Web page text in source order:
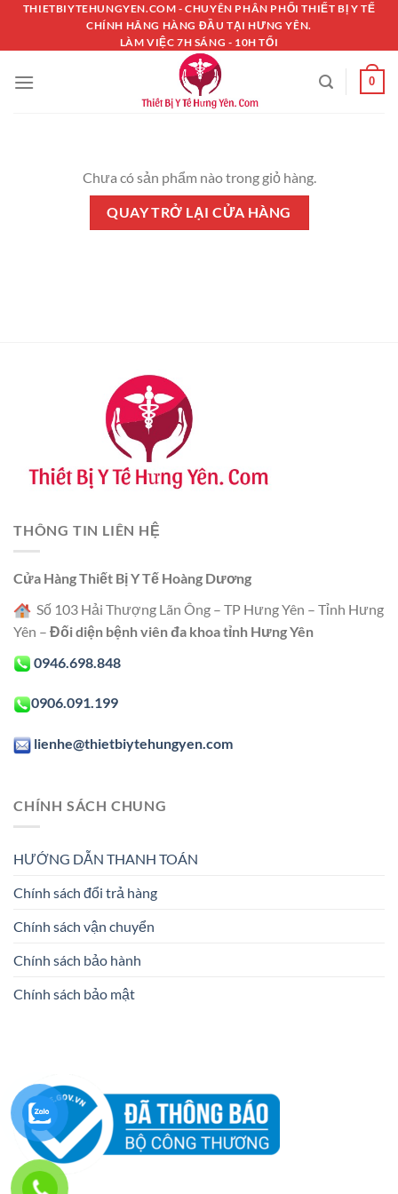
Chuyển
nội
dung
THIETBIYTEHUNGYEN.COM - CHUYÊN PHÂN PHỐI THIẾT BỊ Y TẾ
CHÍNH HÃNG HÀNG ĐẦU TẠI HƯNG YÊN.
LÀM VIỆC 7H SÁNG - 10H TỐI
0
Chưa có sản phẩm nào trong giỏ hàng.
QUAY TRỞ LẠI CỬA HÀNG
THÔNG TIN LIÊN HỆ
Cửa Hàng Thiết Bị Y Tế Hoàng Dương
Số 103 Hải Thượng Lãn Ông – TP Hưng Yên – Tỉnh Hưng
Yên – Đối diện bệnh viên đa khoa tỉnh Hưng Yên
0946.698.848
0906.091.199
lienhe@thietbiytehungyen.com
CHÍNH SÁCH CHUNG
HƯỚNG DẪN THANH TOÁN
Chính sách đổi trả hàng
Chính sách vận chuyển
Chính sách bảo hành
Chính sách bảo mật